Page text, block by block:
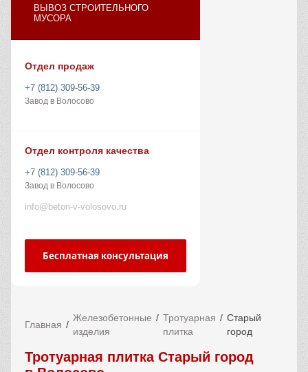
ВЫВОЗ СТРОИТЕЛЬНОГО
МУСОРА
Отдел продаж
+7 (812) 309-56-39
Завод в Волосово
Отдел контроля качества
+7 (812) 309-56-39
Завод в Волосово
info@beton-v-volosovo.ru
Бесплатная консультация
Главная
Железобетонные
изделия
Тротуарная
плитка
Старый
город
Тротуарная плитка Старый город